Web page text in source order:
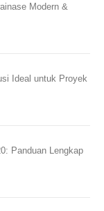
Modern &
Ideal untuk Proyek
Panduan Lengkap